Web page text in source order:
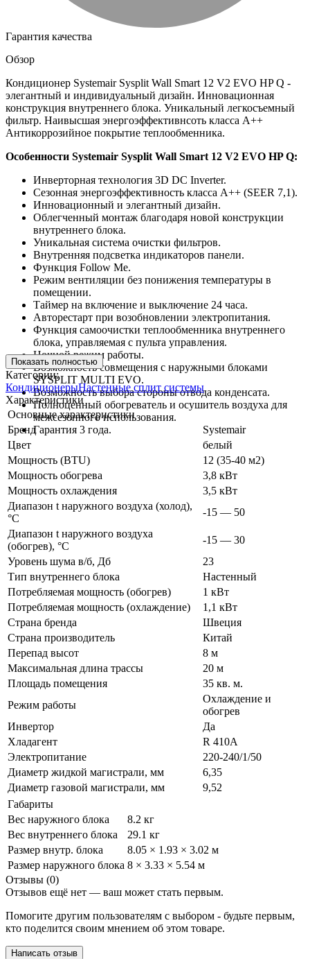
Гарантия качества
Обзор
Кондиционер Systemair Sysplit Wall Smart 12 V2 EVO HP Q -
элегантный и индивидуальный дизайн. Инновационная
конструкция внутреннего блока. Уникальный легкосъемный
фильтр. Наивысшая энергоэффективнсоть класса А++
Антикоррозийное покрытие теплообменника.
Особенности Systemair Sysplit Wall Smart 12 V2 EVO HP Q:
Инверторная технология 3D DC Inverter.
Сезонная энергоэффективность класса А++ (SEER 7,1).
Инновационный и элегантный дизайн.
Облегченный монтаж благодаря новой конструкции
внутреннего блока.
Уникальная система очистки фильтров.
Внутренняя подсветка индикаторов панели.
Функция Follow Me.
Режим вентиляции без понижения температуры в
помещении.
Таймер на включение и выключение 24 часа.
Авторестарт при возобновлении электропитания.
Функция самоочистки теплообменника внутреннего
блока, управляемая с пульта управления.
Ночной режим работы.
Возможность совмещения с наружными блоками
SYSPLIT MULTI EVO.
Возможность выбора стороны отвода конденсата.
Полноценный обогреватель и осушитель воздуха для
межсезонного использования.
Гарантия 3 года.
Показать полностью
Категории:
КондиционерыНастенные сплит системы
Характеристики
Основные характеристики
Бренд
Systemair
Цвет
белый
Мощность (BTU)
12 (35-40 м2)
Мощность обогрева
3,8 кВт
Мощность охлаждения
3,5 кВт
Диапазон t наружного воздуха (холод),
°C
-15 — 50
Диапазон t наружного воздуха
(обогрев), °C
-15 — 30
Уровень шума в/б, Дб
23
Тип внутреннего блока
Настенный
Потребляемая мощность (обогрев)
1 кВт
Потребляемая мощность (охлаждение)
1,1 кВт
Страна бренда
Швеция
Страна производитель
Китай
Перепад высот
8 м
Максимальная длина трассы
20 м
Площадь помещения
35 кв. м.
Режим работы
Охлаждение и
обогрев
Инвертор
Да
Хладагент
R 410A
Электропитание
220-240/1/50
Диаметр жидкой магистрали, мм
6,35
Диаметр газовой магистрали, мм
9,52
Габариты
Вес наружного блока
8.2 кг
Вес внутреннего блока
29.1 кг
Размер внутр. блока
8.05 × 1.93 × 3.02 м
Размер наружного блока 8 × 3.33 × 5.54 м
Отзывы (0)
Отзывов ещё нет — ваш может стать первым.
Помогите другим пользователям с выбором - будьте первым,
кто поделится своим мнением об этом товаре.
Написать отзыв